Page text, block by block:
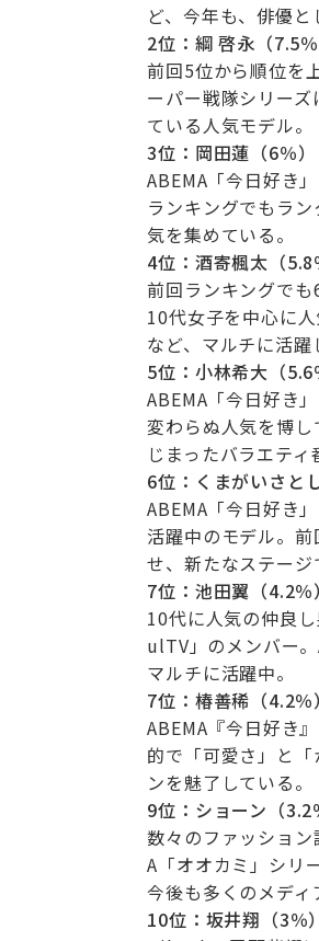
ど、今年も、俳優
2位：綱 啓永（7.5％
前回5位から順位を
ーパー戦隊シリー
ている人気モデル。
3位：岡田蓮（6％）
ABEMA「今日好き
ランキングでもラ
気を集めている。
4位：酒寄楓太（5.8
前回ランキングでも
10代女子を中心に
など、マルチに活
5位：小林希大（5.6
ABEMA「今日好き
変わらぬ人気を博
じまったバラエテ
6位：くまがいさと
ABEMA「今日好き
活躍中のモデル。
せ、新たなステージ
7位：池田翼（4.2％）
10代に人気の仲良
ulTV」のメンバー
マルチに活躍中。
7位：椿善稀（4.2％）
ABEMA『今日好き
的で「可愛さ」と
ンを魅了している。
9位：ショーン（3.2
数々のファッショ
A「オオカミ」シリ
今後も多くのメディ
10位：坂井翔（3％）